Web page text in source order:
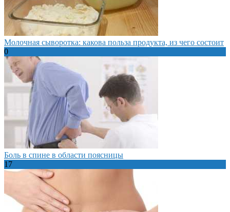
Молочная сыворотка: какова польза продукта, из чего состоит
0
Боль в спине в области поясницы
17